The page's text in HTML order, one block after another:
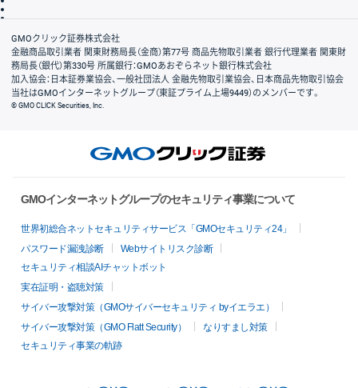
会社案内
GMOクリック証券株式会社
金融商品取引業者 関東財務局長（金商）第77号 商品先物取引業者 銀行代理業者 関東財
務局長（銀代）第330号 所属銀行：GMOあおぞらネット銀行株式会社
加入協会：日本証券業協会、一般社団法人 金融先物取引業協会、日本商品先物取引協会
当社はGMOインターネットグループ（東証プライム上場9449）のメンバーです。
© GMO CLICK Securities, Inc.
GMOインターネットグループのセキュリティ事業について
世界初総合ネットセキュリティサービス「GMOセキュリティ24」
パスワード漏洩診断
Webサイトリスク診断
セキュリティ相談AIチャットボット
実在証明・盗聴対策
サイバー攻撃対策（GMOサイバーセキュリティ byイエラエ）
サイバー攻撃対策（GMO Flatt Security）
なりすまし対策
セキュリティ事業の軌跡